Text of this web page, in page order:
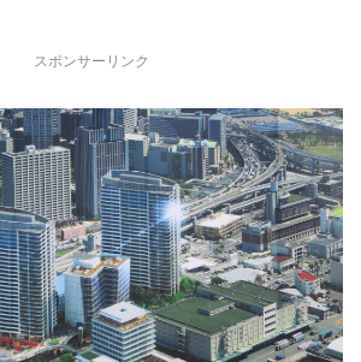
スポンサーリンク